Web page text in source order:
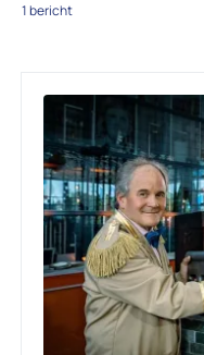
1 bericht